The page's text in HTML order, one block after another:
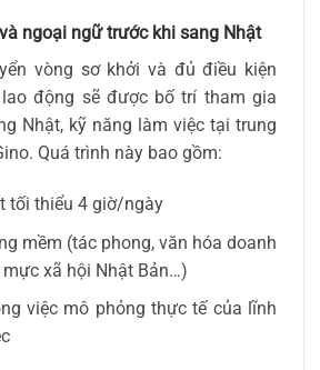
ngoại ngữ trước khi sang Nhật
vòng sơ khởi và đủ điều kiện
động sẽ được bố trí tham gia
Nhật, kỹ năng làm việc tại trung
Quá trình này bao gồm:
tối thiểu 4 giờ/ngày
mềm (tác phong, văn hóa doanh
mực xã hội Nhật Bản…)
việc mô phỏng thực tế của lĩnh